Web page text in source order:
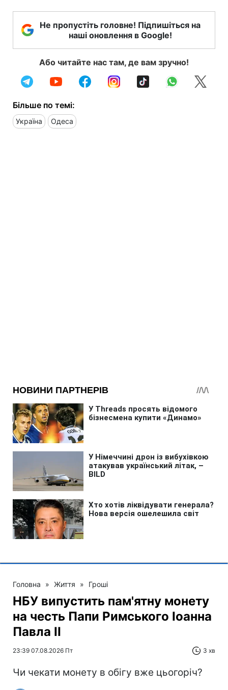
Не пропустіть головне! Підпишіться на
наші оновлення в Google!
Або читайте нас там, де вам зручно!
Більше по темі:
Україна Одеса
Головна » Життя » Гроші
НБУ випустить пам'ятну монету
на честь Папи Римського Іоанна
Павла II
23:39 07.08.2026 Пт 3 хв
Чи чекати монету в обігу вже цьогоріч?